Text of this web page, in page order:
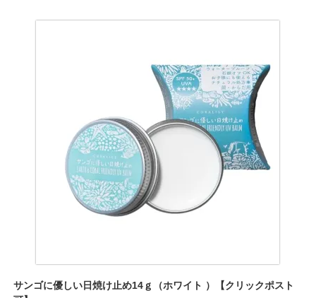
サンゴに優しい日焼け止め14ｇ（ホワイト ）【クリックポスト